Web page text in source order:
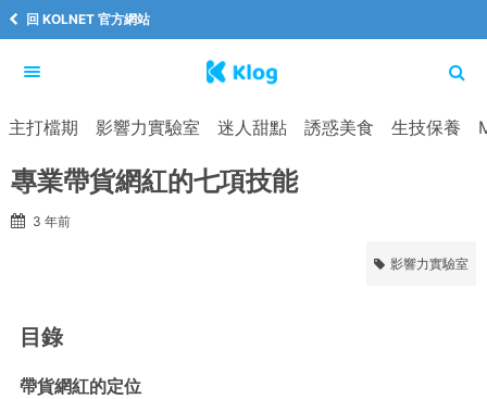
回 KOLNET 官方網站
主打檔期 影響力實驗室 迷人甜點 誘惑美食 生技保養
專業帶貨網紅的七項技能
3 年前
影響力實驗室
目錄
帶貨網紅的定位